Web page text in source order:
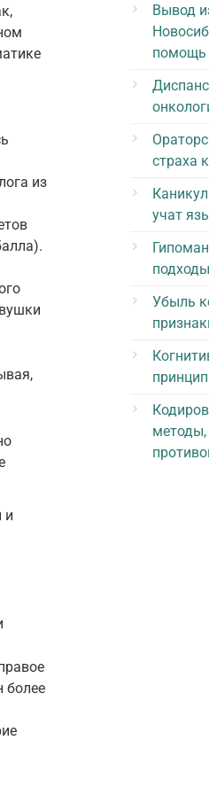
из
и
более
Вывод
помощь
страха
учат
Убыль